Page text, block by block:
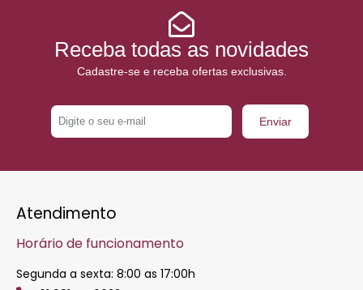
Receba todas as novidades
Cadastre-se e receba ofertas exclusivas.
E-
mail
Enviar
Atendimento
Horário de funcionamento
Segunda a sexta: 8:00 as 17:00h